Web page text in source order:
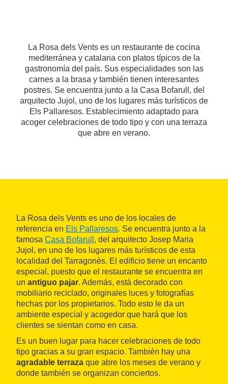
La Rosa dels Vents es un restaurante de cocina
mediterránea y catalana con platos típicos de la
gastronomía del país. Sus especialidades son las
carnes a la brasa y también tienen interesantes
postres. Se encuentra junto a la Casa Bofarull, del
arquitecto Jujol, uno de los lugares más turísticos de
Els Pallaresos. Establecimiento adaptado para
acoger celebraciones de todo tipo y con una terraza
que abre en verano.
La Rosa dels Vents es uno de los locales de
referencia en Els Pallaresos. Se encuentra junto a la
famosa Casa Bofarull , del arquitecto Josep Maria
Jujol, en uno de los lugares más turísticos de esta
localidad del Tarragonès. El edificio tiene un encanto
especial, puesto que el restaurante se encuentra en
un antiguo pajar. Además, está decorado con
mobiliario reciclado, originales luces y fotografías
hechas por los propietarios. Todo esto le da un
ambiente especial y acogedor que hará que los
clientes se sientan como en casa.
Es un buen lugar para hacer celebraciones de todo
tipo gracias a su gran espacio. También hay una
agradable terraza que abre los meses de verano y
donde también se organizan conciertos.